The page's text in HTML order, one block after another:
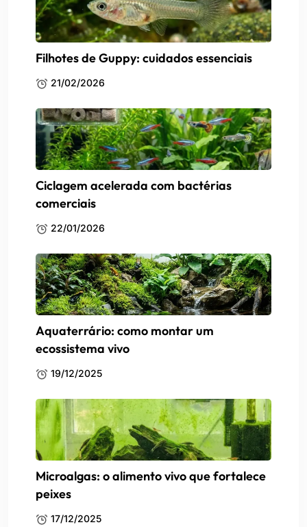
Filhotes de Guppy: cuidados essenciais
21/02/2026
Ciclagem acelerada com bactérias
comerciais
22/01/2026
Aquaterrário: como montar um
ecossistema vivo
19/12/2025
Microalgas: o alimento vivo que fortalece
peixes
17/12/2025